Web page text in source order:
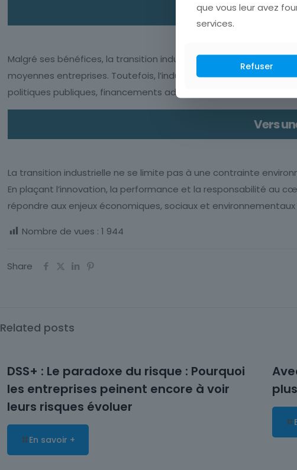
Malgré ses bénéfices, la transition industrielle se heurte
moyennes entreprises. Toutefois, l’industrie durable doit être
politiques publiques, financements adaptés et stratégies
Vers
La transition industrielle ne se limite pas à une contrainte
En plaçant l’innovation, la performance et la responsabilité au
répondre aux enjeux économiques, sociaux et
Nombre de vues : 1 944
Share
Related posts
DSS+ : Le paradoxe du risque : Pourquoi
les entreprises peinent encore à voir
leurs risques évoluer
En savoir +
que vous leur avez
services.
Refuser